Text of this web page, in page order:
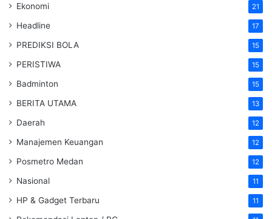
Ekonomi 21
Headline 17
PREDIKSI BOLA 15
PERISTIWA 15
Badminton 15
BERITA UTAMA 13
Daerah 12
Manajemen Keuangan 12
Posmetro Medan 12
Nasional 11
HP & Gadget Terbaru 11